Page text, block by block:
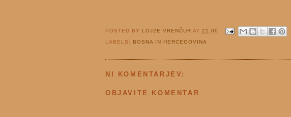
POSTED BY LOJZE VRENČURAT21:00
LABELS: BOSNA IN HERCEGOVINA
NI KOMENTARJEV:
OBJAVITE KOMENTAR